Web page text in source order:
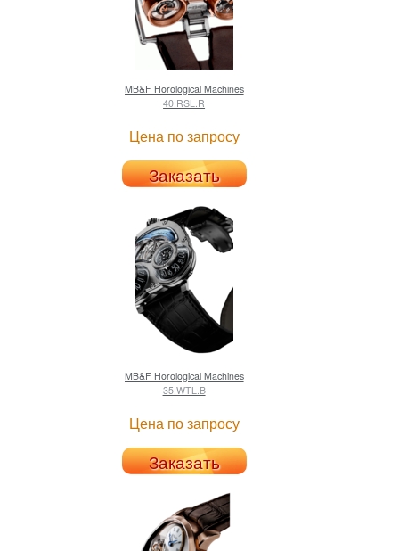
MB&F Horological Machines
40.RSL.R
Цена по запросу
Заказать
MB&F Horological Machines
35.WTL.B
Цена по запросу
Заказать